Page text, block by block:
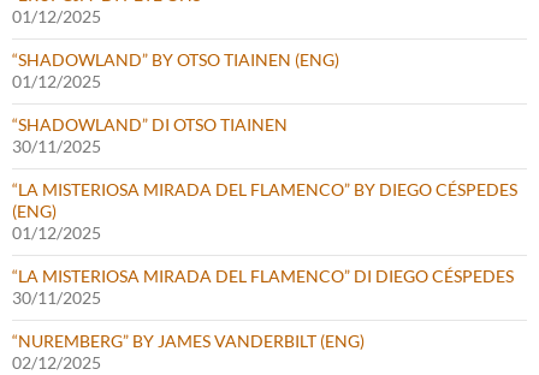
01/12/2025
“SHADOWLAND” BY OTSO TIAINEN (ENG)
01/12/2025
“SHADOWLAND” DI OTSO TIAINEN
30/11/2025
“LA MISTERIOSA MIRADA DEL FLAMENCO” BY DIEGO CÉSPEDES
(ENG)
01/12/2025
“LA MISTERIOSA MIRADA DEL FLAMENCO” DI DIEGO CÉSPEDES
30/11/2025
“NUREMBERG” BY JAMES VANDERBILT (ENG)
02/12/2025